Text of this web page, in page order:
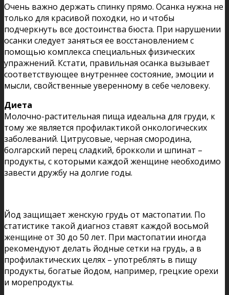
Очень важно держать спинку прямо. Осанка нужна не
только для красивой походки, но и чтобы
подчеркнуть все достоинства бюста. При нарушении
осанки следует заняться ее восстановлением с
помощью комплекса специальных физических
упражнений. Кстати, правильная осанка вызывает
соответствующее внутреннее состояние, эмоции и
мысли, свойственные уверенному в себе человеку.
Диета
Молочно-растительная пища идеальна для груди, к
тому же является профилактикой онкологических
заболеваний. Цитрусовые, черная смородина,
болгарский перец сладкий, брокколи и шпинат –
продукты, с которыми каждой женщине необходимо
завести дружбу на долгие годы.
Йод защищает женскую грудь от мастопатии. По
статистике такой диагноз ставят каждой восьмой
женщине от 30 до 50 лет. При мастопатии иногда
рекомендуют делать йодные сетки на грудь, а в
профилактических целях – употреблять в пищу
продукты, богатые йодом, например, грецкие орехи
и морепродукты.